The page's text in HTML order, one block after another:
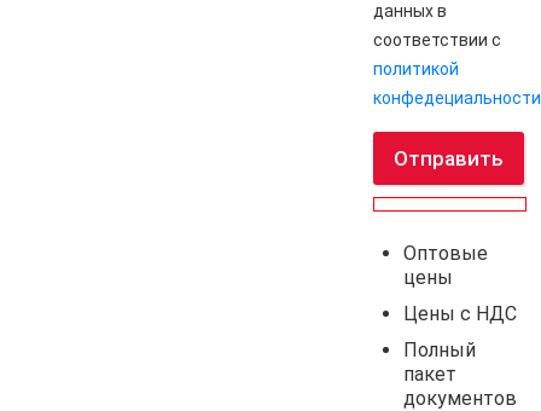
данных в
соответствии с
политикой
конфедециальности
Отправить
Оптовые
цены
Цены с НДС
Полный
пакет
документов